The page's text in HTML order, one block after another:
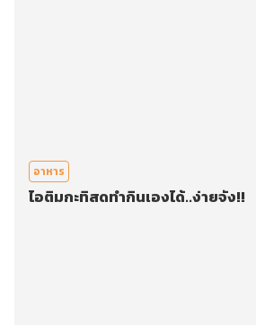
อาหาร
ไอติมกะทิสดทำกินเองได้..ง่ายจัง!!